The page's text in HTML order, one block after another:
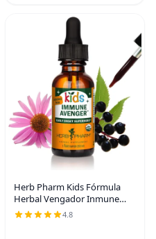
Herb Pharm Kids Fórmula
Herbal Vengador Inmune
Certificado-Orgánico Sin
Alcohol, 1 Onza
4.8